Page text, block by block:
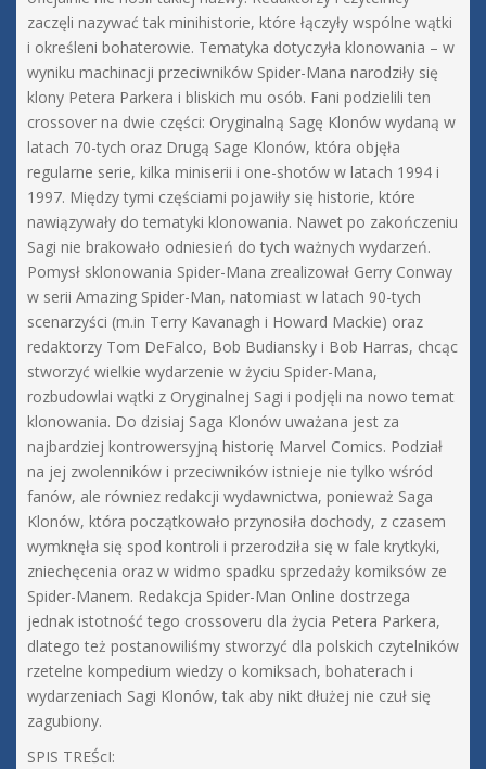
zaczęli nazywać tak minihistorie, które łączyły wspólne wątki
i określeni bohaterowie. Tematyka dotyczyła klonowania – w
wyniku machinacji przeciwników Spider-Mana narodziły się
klony Petera Parkera i bliskich mu osób. Fani podzielili ten
crossover na dwie części: Oryginalną Sagę Klonów wydaną w
latach 70-tych oraz Drugą Sage Klonów, która objęła
regularne serie, kilka miniserii i one-shotów w latach 1994 i
1997. Między tymi częściami pojawiły się historie, które
nawiązywały do tematyki klonowania. Nawet po zakończeniu
Sagi nie brakowało odniesień do tych ważnych wydarzeń.
Pomysł sklonowania Spider-Mana zrealizował Gerry Conway
w serii Amazing Spider-Man, natomiast w latach 90-tych
scenarzyści (m.in Terry Kavanagh i Howard Mackie) oraz
redaktorzy Tom DeFalco, Bob Budiansky i Bob Harras, chcąc
stworzyć wielkie wydarzenie w życiu Spider-Mana,
rozbudowlai wątki z Oryginalnej Sagi i podjęli na nowo temat
klonowania. Do dzisiaj Saga Klonów uważana jest za
najbardziej kontrowersyjną historię Marvel Comics. Podział
na jej zwolenników i przeciwników istnieje nie tylko wśród
fanów, ale równiez redakcji wydawnictwa, ponieważ Saga
Klonów, która początkowało przynosiła dochody, z czasem
wymknęła się spod kontroli i przerodziła się w fale krytkyki,
zniechęcenia oraz w widmo spadku sprzedaży komiksów ze
Spider-Manem. Redakcja Spider-Man Online dostrzega
jednak istotność tego crossoveru dla życia Petera Parkera,
dlatego też postanowiliśmy stworzyć dla polskich czytelników
rzetelne kompedium wiedzy o komiksach, bohaterach i
wydarzeniach Sagi Klonów, tak aby nikt dłużej nie czuł się
zagubiony.
SPIS TREŚcI: